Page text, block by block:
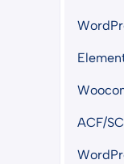
ACF/